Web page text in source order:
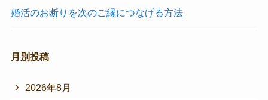
婚活のお断りを次のご縁につなげる方法
月別投稿
2026年8月